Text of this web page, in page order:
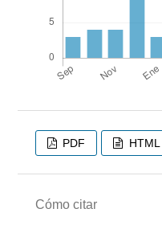
PDF HTML
Cómo citar